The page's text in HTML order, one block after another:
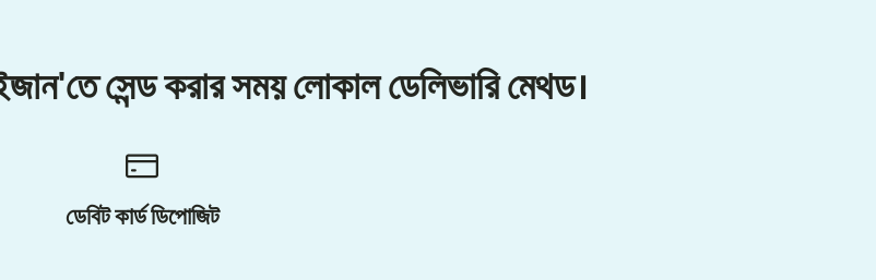
সেন্ড করার সময় লোকাল ডেলিভারি মেথড।
ডেবিট কার্ড ডিপোজিট